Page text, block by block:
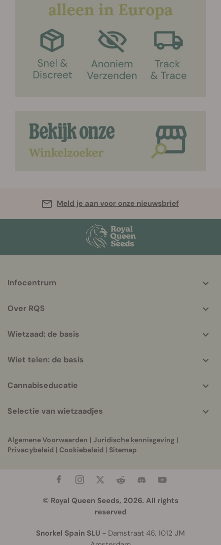
Meld je aan voor onze nieuwsbrief
helpful
Infocentrum
Over RQS
Wietzaad: de basis
Wiet telen: de basis
Cannabiseducatie
Selectie van wietzaadjes
Algemene Voorwaarden | Juridische kennisgeving |
Privacybeleid | Cookiebeleid | Sitemap
© Royal Queen Seeds, 2026. All rights
reserved
Snorkel Spain SLU - Damstraat 46, 1012 JM